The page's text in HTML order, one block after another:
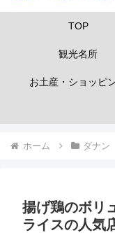
TOP
観光名所
お土産・ショッピ
ホーム ダナン
揚げ鶏のボリ
ライスの人気